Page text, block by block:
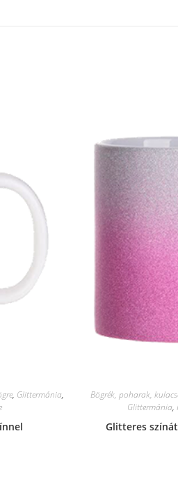
, Glittermánia,
Bögrék, poharak,
Glittermánia,
Glitteres